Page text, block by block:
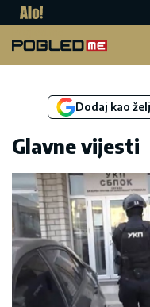
Dodaj kao
Glavne vijesti